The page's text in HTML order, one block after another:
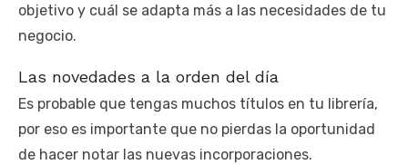
objetivo y cuál se adapta más a las necesidades de tu
negocio.
Las novedades a la orden del día
Es probable que tengas muchos títulos en tu librería,
por eso es importante que no pierdas la oportunidad
de hacer notar las nuevas incorporaciones.